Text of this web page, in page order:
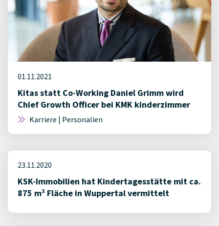
01.11.2021
Kitas statt Co-Working Daniel Grimm wird
Chief Growth Officer bei KMK kinderzimmer
Karriere | Personalien
23.11.2020
KSK-Immobilien hat Kindertagesstätte mit ca.
875 m² Fläche in Wuppertal vermittelt